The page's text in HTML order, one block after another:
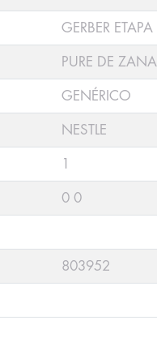
GERBER
PURE DE
GENÉRICO
NESTLE
1
0 0
803952